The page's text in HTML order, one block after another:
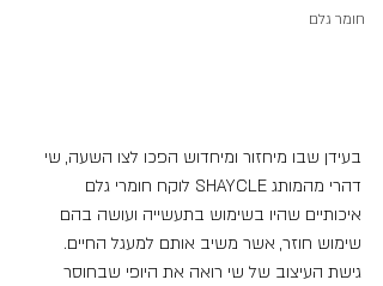
חומר גלם
בעידן שבו מיחזור ומיחדוש הפכו לצו השעה, שי
דהרי מהמותג SHAYCLE לוקח חומרי גלם
איכותיים שהיו בשימוש בתעשייה ועושה בהם
שימוש חוזר, אשר משיב אותם למעגל החיים.
גישת העיצוב של שי רואה את היופי שבחוסר